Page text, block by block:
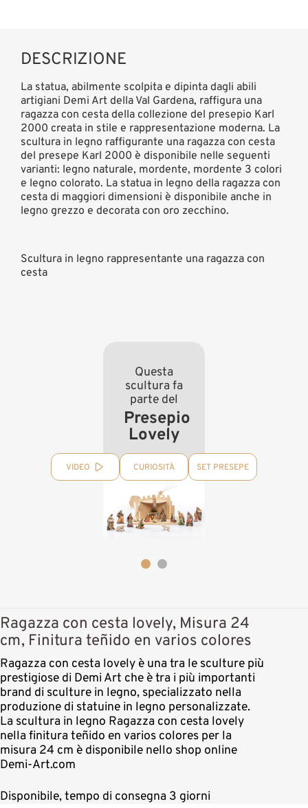
DESCRIZIONE
La statua, abilmente scolpita e dipinta dagli abili
artigiani Demi Art della Val Gardena, raffigura una
ragazza con cesta della collezione del presepio Karl
2000 creata in stile e rappresentazione moderna. La
scultura in legno raffigurante una ragazza con cesta
del presepe Karl 2000 è disponibile nelle seguenti
varianti: legno naturale, mordente, mordente 3 colori
e legno colorato. La statua in legno della ragazza con
cesta di maggiori dimensioni è disponibile anche in
legno grezzo e decorata con oro zecchino.
Scultura in legno rappresentante una ragazza con
cesta
Questa
scultura fa
parte del
Presepio
Lovely
VIDEO CURIOSITÀ SET PRESEPE
Ragazza con cesta lovely, Misura 24
cm, Finitura teñido en varios colores
Ragazza con cesta lovely è una tra le sculture più
prestigiose di Demi Art che è tra i più importanti
brand di sculture in legno, specializzato nella
produzione di statuine in legno personalizzate.
La scultura in legno Ragazza con cesta lovely
nella finitura teñido en varios colores per la
misura 24 cm è disponibile nello shop online
Demi-Art.com
Disponibile, tempo di consegna 3 giorni